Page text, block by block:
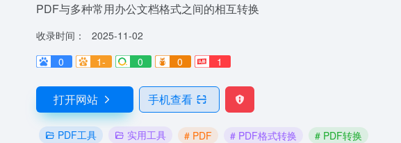
PDF与多种常用办公文档格式之间的相互转换
收录时间：
2025-11-02
0
1- 0 0 1
打开网站 手机查看
PDF工具 实用工具 # PDF # PDF格式转换 # PDF转换